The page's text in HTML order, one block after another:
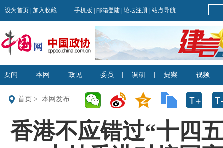
首页 > 本网发布
香港不应错过“十四